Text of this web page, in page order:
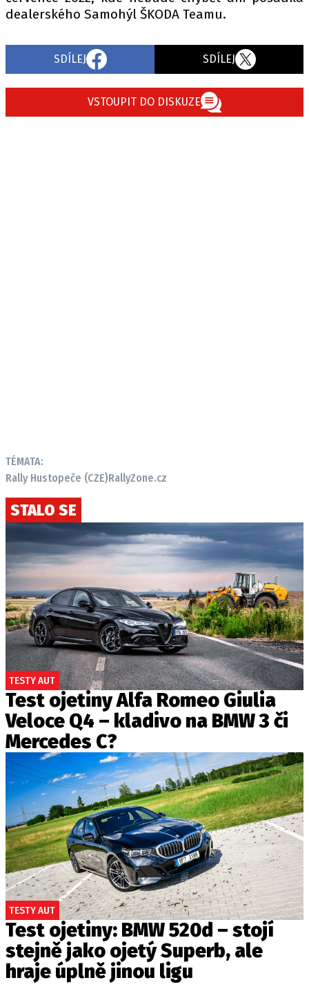
dealerského Samohýl ŠKODA Teamu.
SDÍLEJ SDÍLEJ
VSTOUPIT DO DISKUZE
TÉMATA:
Rally Hustopeče (CZE)RallyZone.cz
STALO SE
TESTY AUT
Test ojetiny Alfa Romeo Giulia
Veloce Q4 – kladivo na BMW 3 či
Mercedes C?
TESTY AUT
Test ojetiny: BMW 520d – stojí
stejně jako ojetý Superb, ale
hraje úplně jinou ligu